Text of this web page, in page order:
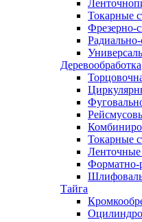
Токарные
Фрезерно-
Деревообработка
Токарные
Форматно-
Тайга